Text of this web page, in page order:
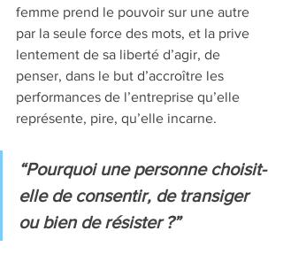
femme prend le pouvoir sur une autre
par la seule force des mots, et la prive
lentement de sa liberté d’agir, de
penser, dans le but d’accroître les
performances de l’entreprise qu’elle
représente, pire, qu’elle incarne.
“Pourquoi une personne choisit-
elle de consentir, de transiger
ou bien de résister ?”